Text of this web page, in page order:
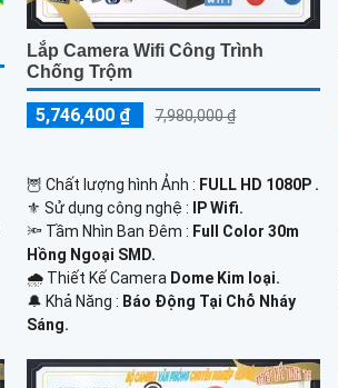
Lắp Camera Wifi Công Trình
Chống Trộm
5,746,400 ₫ 7,980,000 ₫
🦉 Chất lượng hình Ảnh : FULL HD 1080P .
⚜️ Sử dụng công nghệ :
IP Wifi.
🔦 Tầm Nhìn Ban Đêm : Full Color 30m
Hồng Ngoại SMD.
🌧️ Thiết Kế Camera Dome Kim loại.
️🔔 Khả Năng : Báo Động Tại Chỗ Nháy
Sáng.